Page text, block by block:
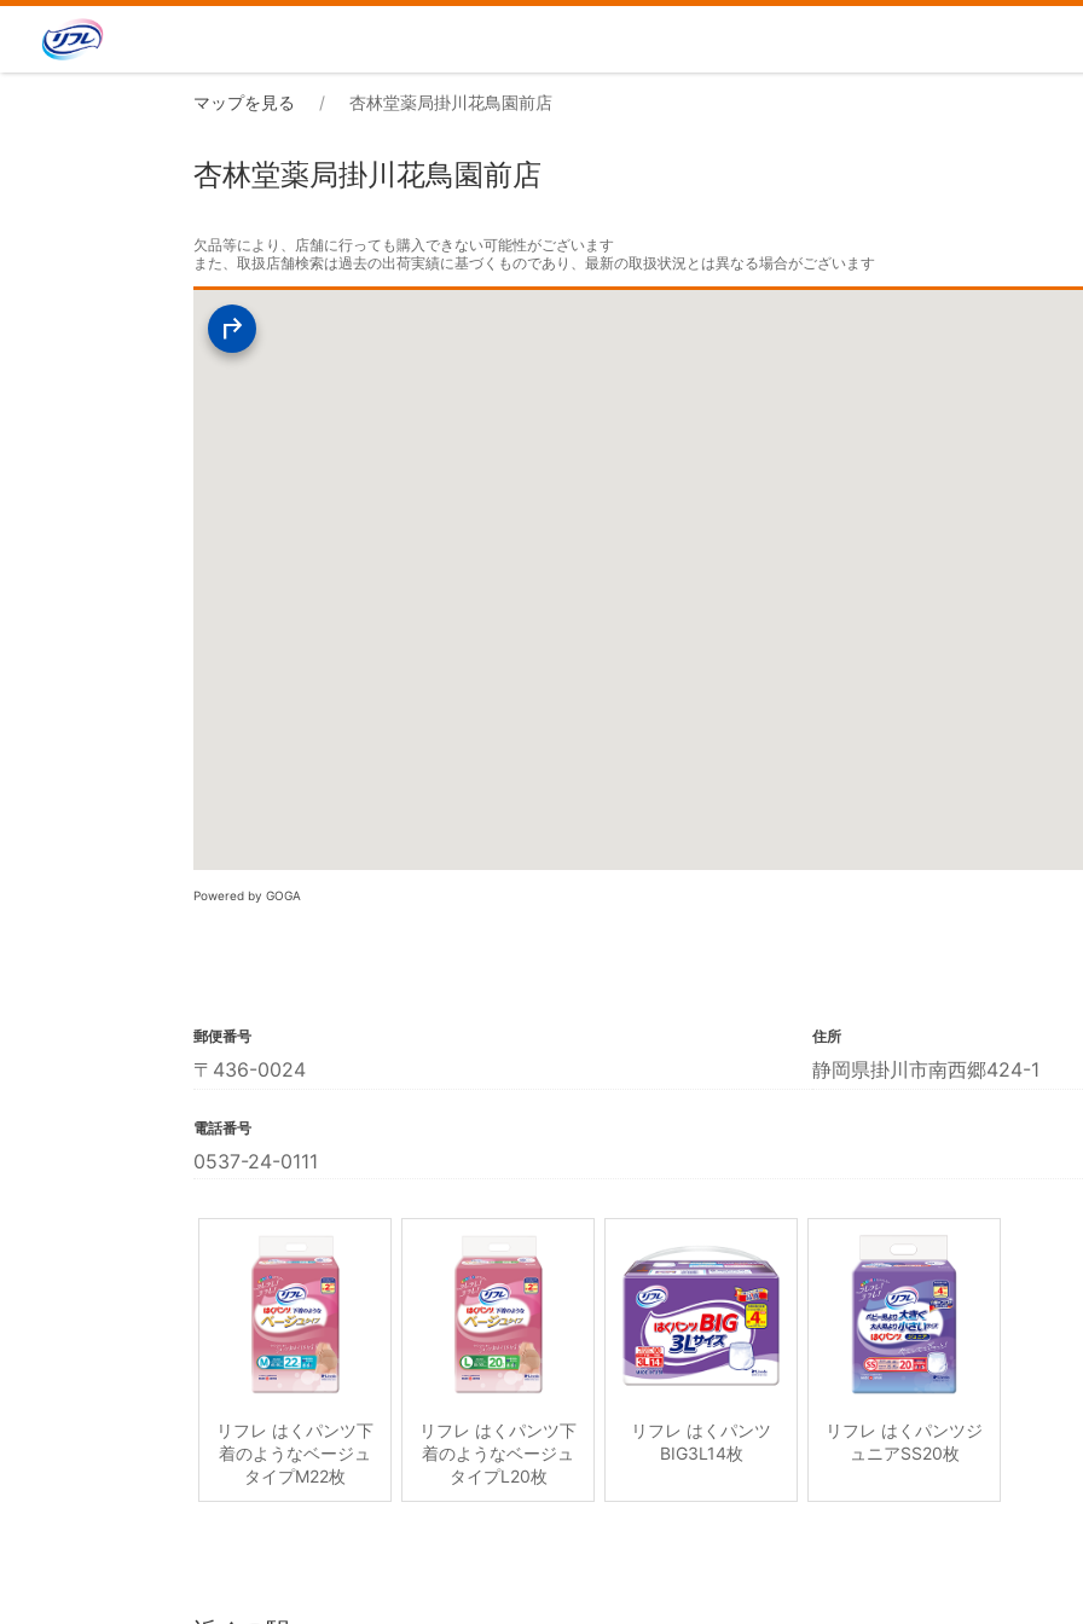
マップを見る 杏林堂薬局掛川花鳥園前店
杏林堂薬局掛川花鳥園前店
欠品等により、店舗に行っても購入できない可能性がございます
また、取扱店舗検索は過去の出荷実績に基づくものであり、最新の取扱状況とは異なる場合がございます
Powered by GOGA
郵便番号
〒436-0024
住所
静岡県掛川市南西郷424-1
電話番号
0537-24-0111
リフレ はくパンツ下
着のようなベージュ
タイプM22枚
リフレ はくパンツ下
着のようなベージュ
タイプL20枚
リフレ はくパンツ
BIG3L14枚
リフレ はくパンツジ
ュニアSS20枚